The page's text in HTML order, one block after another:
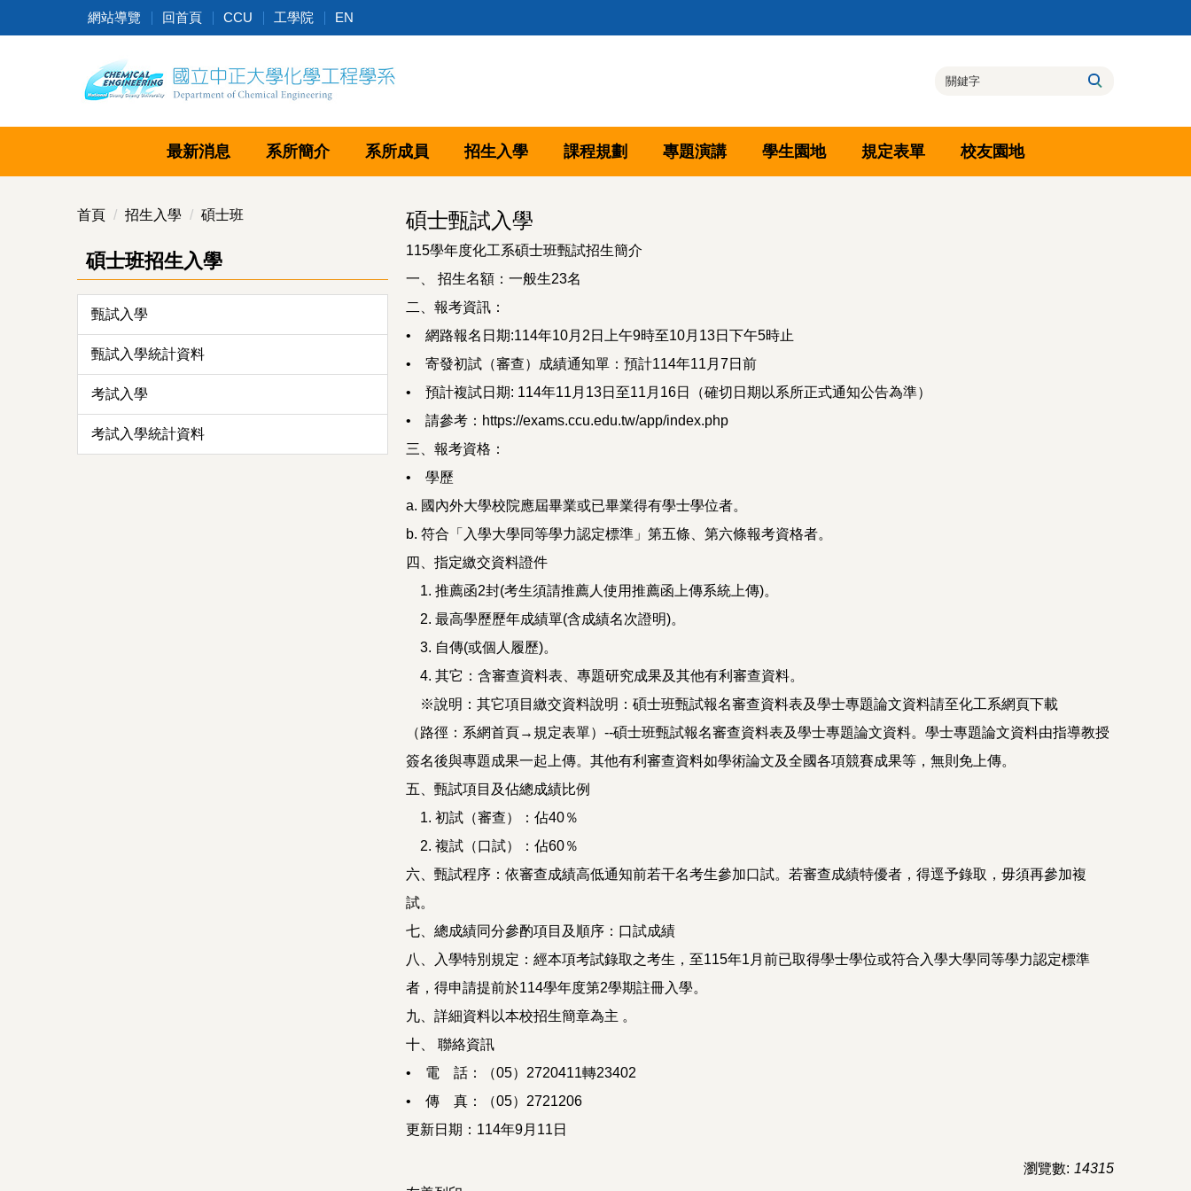
到
網站導覽 回首頁 CCU 工學院 EN
最新消息 系所簡介 系所成員 招生入學 課程規劃 專題演講 學生園地 規定表單 校友園地
首頁 招生入學 碩士班
碩士班招生入學
甄試入學
甄試入學統計資料
考試入學
考試入學統計資料
碩士甄試入學
115學年度化工系碩士班甄試招生簡介
一、 招生名額：一般生23名
二、報考資訊：
• 網路報名日期:114年10月2日上午9時至10月13日下午5時止
• 寄發初試（審查）成績通知單：預計114年11月7日前
• 預計複試日期: 114年11月13日至11月16日（確切日期以系所正式通知公告為準）
• 請參考： https://exams.ccu.edu.tw/app/index.php
三、報考資格：
• 學歷
a. 國內外大學校院應屆畢業或已畢業得有學士學位者。
b. 符合「入學大學同等學力認定標準」第五條、第六條報考資格者。
四、指定繳交資料證件
1. 推薦函2封(考生須請推薦人使用推薦函上傳系統上傳)。
2. 最高學歷歷年成績單(含成績名次證明)。
3. 自傳(或個人履歷)。
4. 其它：含審查資料表、專題研究成果及其他有利審查資料。
※說明：其它項目繳交資料說明：碩士班甄試報名審查資料表及學士專題論文資料請至化工系網頁下載
（路徑：系網首頁→規定表單）--碩士班甄試報名審查資料表及學士專題論文資料。學士專題論文資料由指導教授
簽名後與專題成果一起上傳。其他有利審查資料如學術論文及全國各項競賽成果等，無則免上傳。
五、甄試項目及佔總成績比例
1. 初試（審查）：佔40％
2. 複試（口試）：佔60％
六、甄試程序：依審查成績高低通知前若干名考生參加口試。若審查成績特優者，得逕予錄取，毋須再參加複
試。
七、總成績同分參酌項目及順序：口試成績
八、入學特別規定：經本項考試錄取之考生，至115年1月前已取得學士學位或符合入學大學同等學力認定標準
者，得申請提前於114學年度第2學期註冊入學。
九、詳細資料以本校招生簡章為主 。
十、 聯絡資訊
• 電 話：（05）2720411轉23402
• 傳 真：（05）2721206
更新日期：114年9月11日
瀏覽數: 14315